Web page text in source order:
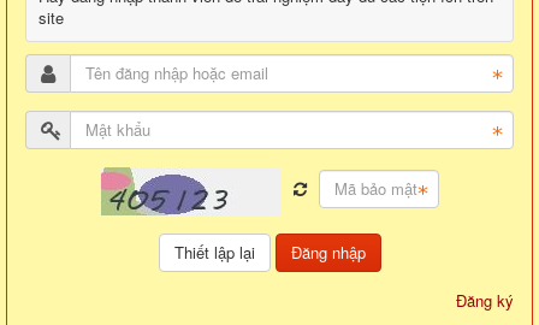
site
Đăng nhập
Đăng ký